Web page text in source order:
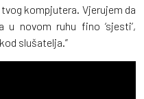
kompjutera. Vjerujem da
novom ruhu fino ‘sjesti’,
slušatelja.”